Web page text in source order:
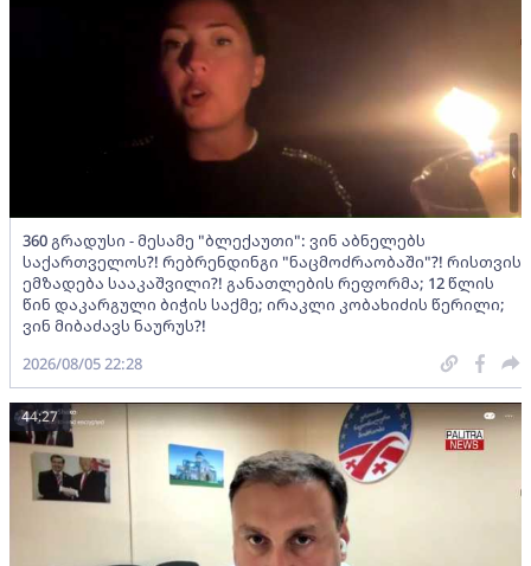
360 გრადუსი - მესამე "ბლექაუთი": ვინ აბნელებს
საქართველოს?! რებრენდინგი "ნაცმოძრაობაში"?! რისთვის
ემზადება სააკაშვილი?! განათლების რეფორმა; 12 წლის
წინ დაკარგული ბიჭის საქმე; ირაკლი კობახიძის წერილი;
ვინ მიბაძავს ნაურუს?!
2026/08/05 22:28
44:27